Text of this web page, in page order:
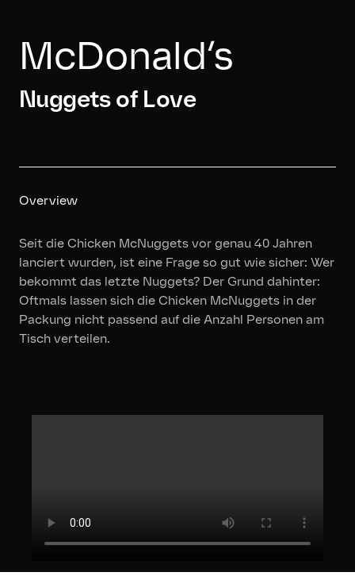
McDonald’s
Nuggets of Love
Overview
Seit die Chicken McNuggets vor genau 40 Jahren
lanciert wurden, ist eine Frage so gut wie sicher: Wer
bekommt das letzte Nuggets? Der Grund dahinter:
Oftmals lassen sich die Chicken McNuggets in der
Packung nicht passend auf die Anzahl Personen am
Tisch verteilen.